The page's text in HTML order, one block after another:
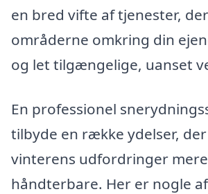
en bred vifte af tjenester,
områderne omkring din
og let tilgængelige, uanset
En professionel
tilbyde en række ydelser,
vinterens udfordringer mere
håndterbare. Her er nogle